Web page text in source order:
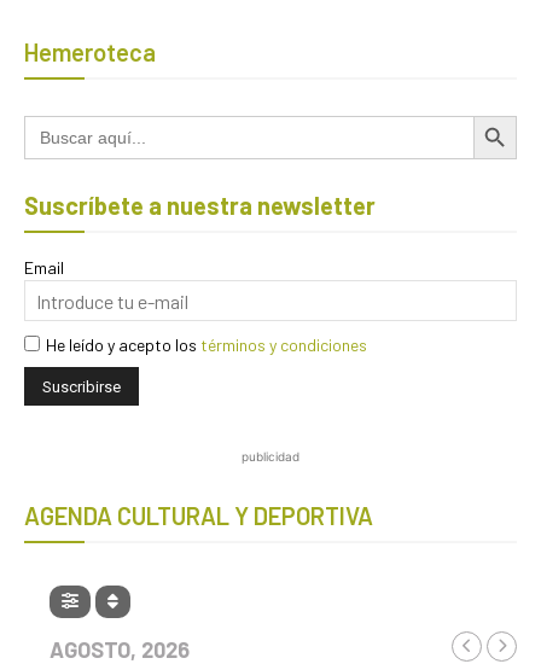
Hemeroteca
Buscar: Botón de
Suscríbete a nuestra newsletter
Email
He leído y acepto los términos y condiciones
publicidad
AGENDA CULTURAL Y DEPORTIVA
AGOSTO, 2026